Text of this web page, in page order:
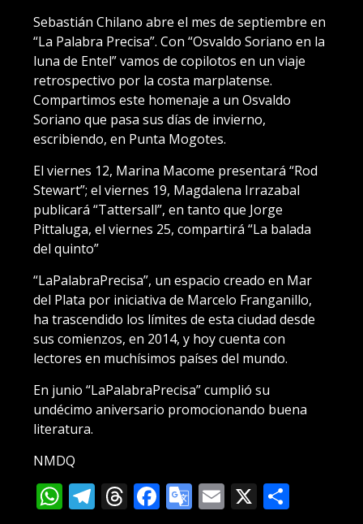
Sebastián Chilano abre el mes de septiembre en
“La Palabra Precisa”. Con “Osvaldo Soriano en la
luna de Entel” vamos de copilotos en un viaje
retrospectivo por la costa marplatense.
Compartimos este homenaje a un Osvaldo
Soriano que pasa sus días de invierno,
escribiendo, en Punta Mogotes.
El viernes 12, Marina Macome presentará “Rod
Stewart”; el viernes 19, Magdalena Irrazabal
publicará “Tattersall”, en tanto que Jorge
Pittaluga, el viernes 25, compartirá “La balada
del quinto”
“LaPalabraPrecisa”, un espacio creado en Mar
del Plata por iniciativa de Marcelo Franganillo,
ha trascendido los límites de esta ciudad desde
sus comienzos, en 2014, y hoy cuenta con
lectores en muchísimos países del mundo.
En junio “LaPalabraPrecisa” cumplió su
undécimo aniversario promocionando buena
literatura.
NMDQ
WhatsApp
Telegram
Threads
Facebook
Google
Email
X